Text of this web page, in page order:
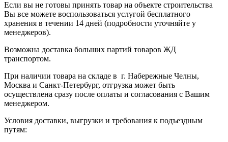
Если вы не готовы принять товар на объекте строительства
Вы все можете воспользоваться услугой бесплатного
хранения в течении 14 дней (подробности уточняйте у
менеджеров).
Возможна доставка больших партий товаров ЖД
транспортом.
При наличии товара на складе в г. Набережные Челны,
Москва и Санкт-Петербург, отгрузка может быть
осуществлена сразу после оплаты и согласования с Вашим
менеджером.
Условия доставки, выгрузки и требования к подъездным
путям: